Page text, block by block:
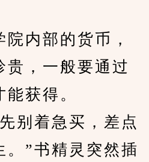
内部的货币，
贵，一般要通过
获得。
着急买，差点
。”书精灵突然插